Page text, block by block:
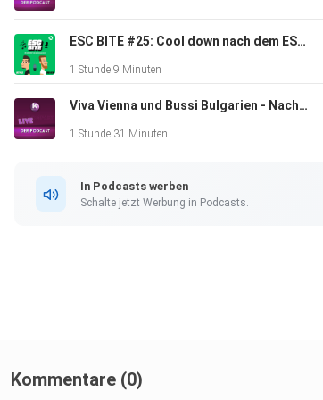
ESC BITE #25: Cool down nach dem ESC 2026 in Wien (Mit Max und Laureen)
1 Stunde 9 Minuten
Viva Vienna und Bussi Bulgarien - Nach dem Eurovision Song Contest 2026 ist vor dem ESC 2027
1 Stunde 31 Minuten
In Podcasts werben
Schalte jetzt Werbung in Podcasts.
Kommentare (0)